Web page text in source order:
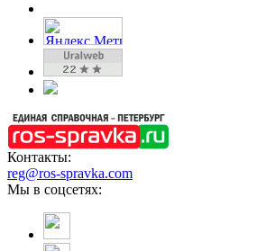
Контакты:
reg@ros-spravka.com
Мы в соцсетях: